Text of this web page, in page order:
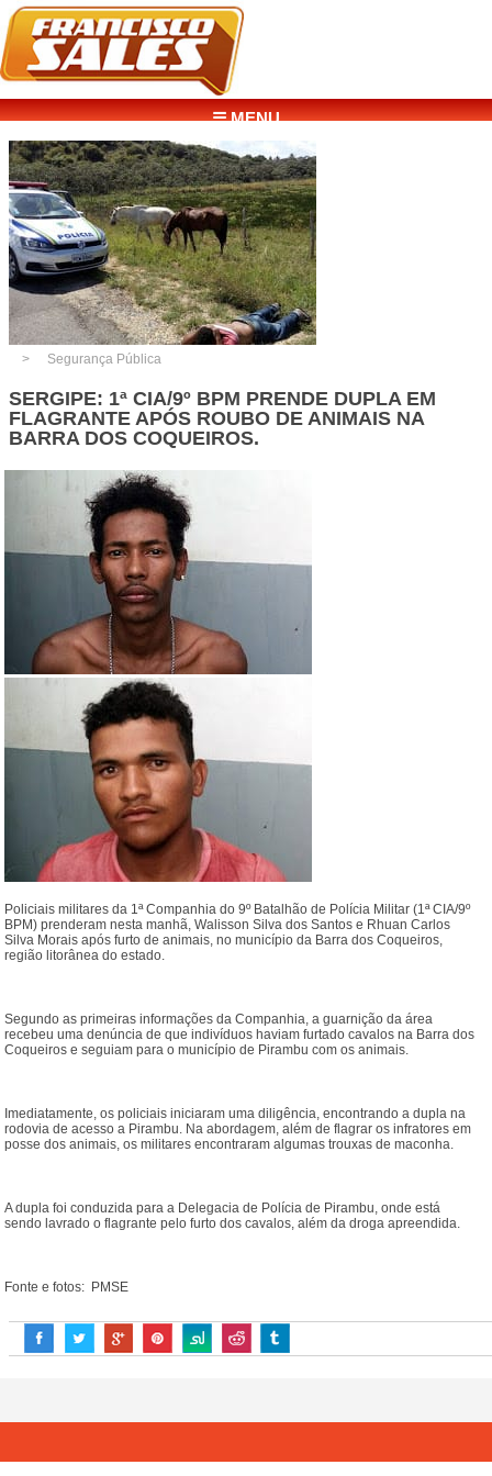
☰ MENU
Segurança Pública
SERGIPE: 1ª CIA/9º BPM PRENDE DUPLA EM
FLAGRANTE APÓS ROUBO DE ANIMAIS NA
BARRA DOS COQUEIROS.
Policiais militares da 1ª Companhia do 9º Batalhão de Polícia Militar (1ª CIA/9º
BPM) prenderam nesta manhã, Walisson Silva dos Santos e Rhuan Carlos
Silva Morais após furto de animais, no município da Barra dos Coqueiros,
região litorânea do estado.
Segundo as primeiras informações da Companhia, a guarnição da área
recebeu uma denúncia de que indivíduos haviam furtado cavalos na Barra dos
Coqueiros e seguiam para o município de Pirambu com os animais.
Imediatamente, os policiais iniciaram uma diligência, encontrando a dupla na
rodovia de acesso a Pirambu. Na abordagem, além de flagrar os infratores em
posse dos animais, os militares encontraram algumas trouxas de maconha.
A dupla foi conduzida para a Delegacia de Polícia de Pirambu, onde está
sendo lavrado o flagrante pelo furto dos cavalos, além da droga apreendida.
Fonte e fotos: PMSE